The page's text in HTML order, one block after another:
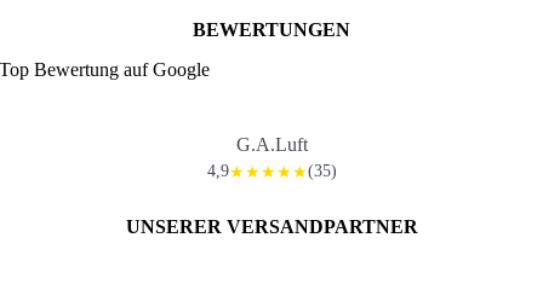
BEWERTUNGEN
Top Bewertung auf Google
G.A.Luft
4,9★★★★★(35)
UNSERER VERSANDPARTNER